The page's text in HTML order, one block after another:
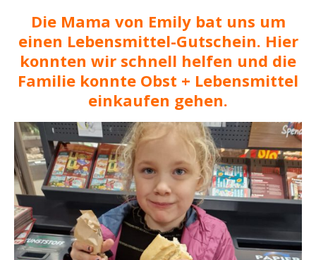
Die Mama von Emily bat uns um
einen Lebensmittel-Gutschein. Hier
konnten wir schnell helfen und die
Familie konnte Obst + Lebensmittel
einkaufen gehen.